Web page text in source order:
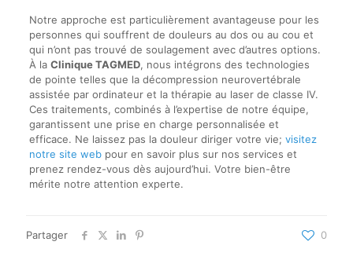
Notre approche est particulièrement avantageuse pour les
personnes qui souffrent de douleurs au dos ou au cou et
qui n’ont pas trouvé de soulagement avec d’autres options.
À la Clinique TAGMED, nous intégrons des technologies
de pointe telles que la décompression neurovertébrale
assistée par ordinateur et la thérapie au laser de classe IV.
Ces traitements, combinés à l’expertise de notre équipe,
garantissent une prise en charge personnalisée et
efficace. Ne laissez pas la douleur diriger votre vie; visitez
notre site webpour en savoir plus sur nos services et
prenez rendez-vous dès aujourd’hui. Votre bien-être
mérite notre attention experte.
Partager 0